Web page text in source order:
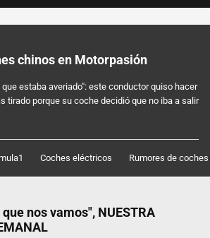
chinos en Motorpasión
estaba averiado": este conductor quiso hacer
tirado porque su coche decidió que no iba a salir
Coches eléctricos Rumores de coches
nos vamos", NUESTRA